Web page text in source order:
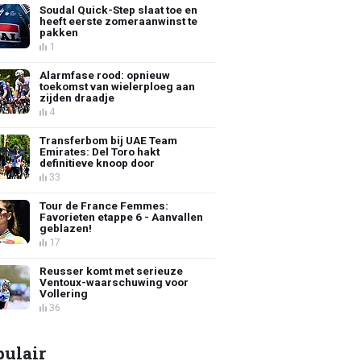
Soudal Quick-Step slaat toe en
heeft eerste zomeraanwinst te
pakken
1
Alarmfase rood: opnieuw
toekomst van wielerploeg aan
zijden draadje
4
Transferbom bij UAE Team
Emirates: Del Toro hakt
definitieve knoop door
33
Tour de France Femmes:
Favorieten etappe 6 - Aanvallen
geblazen!
17
Reusser komt met serieuze
Ventoux-waarschuwing voor
Vollering
36